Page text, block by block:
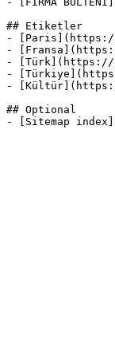
## Etiketler
- [Paris](https://
-
- [Türk](https://
-
-
## Optional